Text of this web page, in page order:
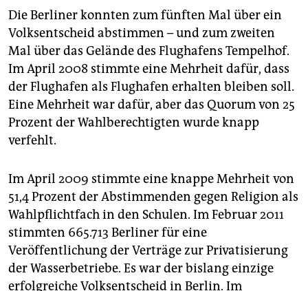
Die Berliner konnten zum fünften Mal über ein
Volksentscheid abstimmen – und zum zweiten
Mal über das Gelände des Flughafens Tempelhof.
Im April 2008 stimmte eine Mehrheit dafür, dass
der Flughafen als Flughafen erhalten bleiben soll.
Eine Mehrheit war dafür, aber das Quorum von 25
Prozent der Wahlberechtigten wurde knapp
verfehlt.
Im April 2009 stimmte eine knappe Mehrheit von
51,4 Prozent der Abstimmenden gegen Religion als
Wahlpflichtfach in den Schulen. Im Februar 2011
stimmten 665.713 Berliner für eine
Veröffentlichung der Verträge zur Privatisierung
der Wasserbetriebe. Es war der bislang einzige
erfolgreiche Volksentscheid in Berlin. Im